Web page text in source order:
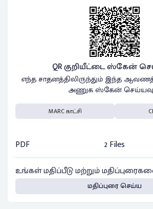
QR குறியீட்டை ஸ்கேன்
எந்த சாதனத்திலிருந்தும் இந்த
அணுக ஸ்கேன்
MARC காட்சி
PDF
2 Files
உங்கள் மதிப்பீடு மற்றும்
மதிப்புரை செய்ய